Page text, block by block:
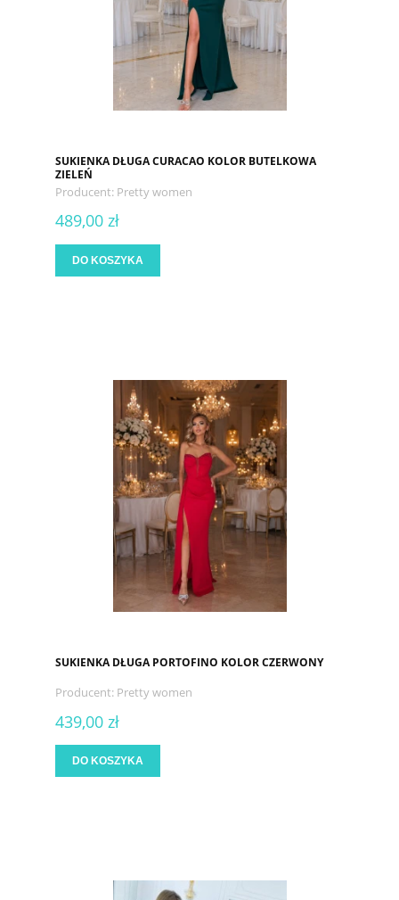
SUKIENKA DŁUGA CURACAO KOLOR BUTELKOWA
ZIELEŃ
Producent: Pretty women
489,00 zł
DO KOSZYKA
SUKIENKA DŁUGA PORTOFINO KOLOR CZERWONY
Producent: Pretty women
439,00 zł
DO KOSZYKA